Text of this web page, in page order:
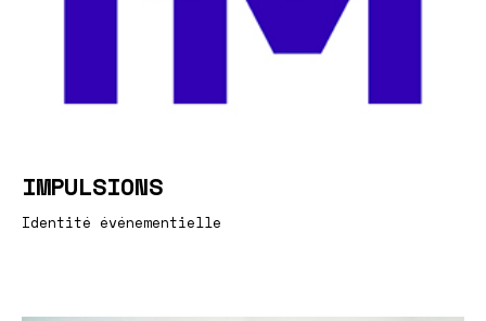
IMPULSIONS
Identité événementielle